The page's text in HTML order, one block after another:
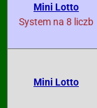
Mini Lotto
System na 8 liczb
Mini Lotto